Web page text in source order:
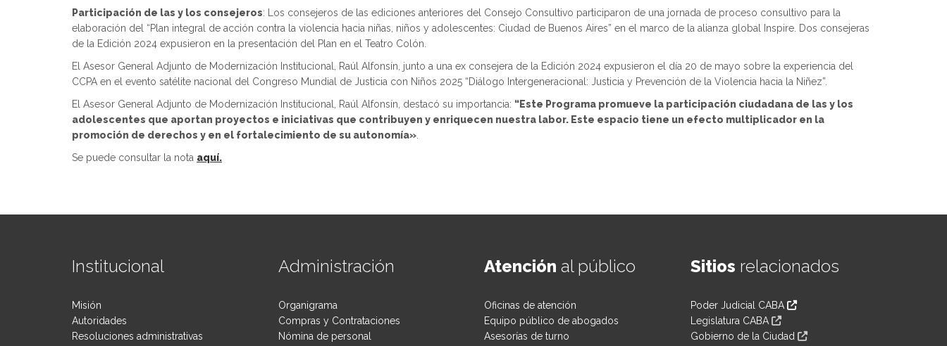
Participación de las y los consejeros: Los consejeros de las ediciones anteriores del Consejo Consultivo participaron de una jornada de proceso consultivo para la
elaboración del “Plan integral de acción contra la violencia hacia niñas, niños y adolescentes: Ciudad de Buenos Aires” en el marco de la alianza global Inspire. Dos consejeras
de la Edición 2024 expusieron en la presentación del Plan en el Teatro Colón.
El Asesor General Adjunto de Modernización Institucional, Raúl Alfonsín, junto a una ex consejera de la Edición 2024 expusieron el día 20 de mayo sobre la experiencia del
CCPA en el evento satélite nacional del Congreso Mundial de Justicia con Niños 2025 “Diálogo Intergeneracional: Justicia y Prevención de la Violencia hacia la Niñez”.
El Asesor General Adjunto de Modernización Institucional, Raúl Alfonsín, destacó su importancia: “Este Programa promueve la participación ciudadana de las y los
adolescentes que aportan proyectos e iniciativas que contribuyen y enriquecen nuestra labor. Este espacio tiene un efecto multiplicador en la
promoción de derechos y en el fortalecimiento de su autonomía»
Se puede consultar la nota aquí.
Institucional
Misión
Autoridades
Resoluciones administrativas
Administración
Organigrama
Compras y Contrataciones
Nómina de personal
Atención al público
Oficinas de atención
Equipo público de abogados
Asesorías de turno
Sitios relacionados
Poder Judicial CABA
Legislatura CABA
Gobierno de la Ciudad